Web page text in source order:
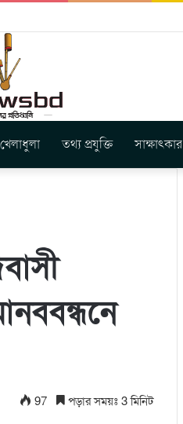
খেলাধুলা তথ্য প্রযুক্তি সাক্ষাৎকার
97 পড়ার সময়ঃ 3 মিনিট